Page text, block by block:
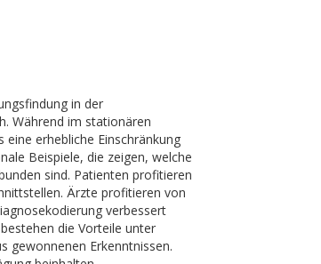
in der
Während im stationären
erhebliche Einschränkung
Beispiele, die zeigen, welche
sind. Patienten profitieren
Ärzte profitieren von
verbessert
die Vorteile unter
gewonnenen Erkenntnissen.